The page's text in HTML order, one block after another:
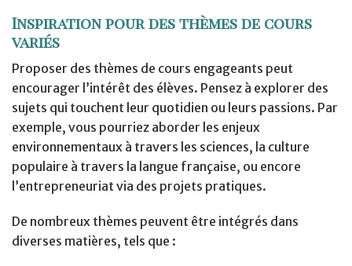
Inspiration pour des thèmes de cours
variés
Proposer des thèmes de cours engageants peut
encourager l’intérêt des élèves. Pensez à explorer des
sujets qui touchent leur quotidien ou leurs passions. Par
exemple, vous pourriez aborder les enjeux
environnementaux à travers les sciences, la culture
populaire à travers la langue française, ou encore
l’entrepreneuriat via des projets pratiques.
De nombreux thèmes peuvent être intégrés dans
diverses matières, tels que :